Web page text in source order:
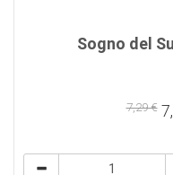
Sogno del
7,29 €